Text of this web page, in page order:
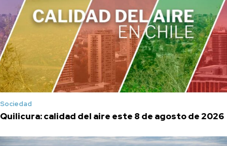
Sociedad
Quilicura: calidad del aire este 8 de agosto de 2026